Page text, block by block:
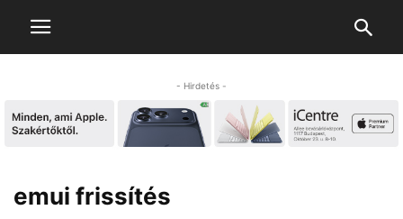
- Hirdetés -
emui frissítés